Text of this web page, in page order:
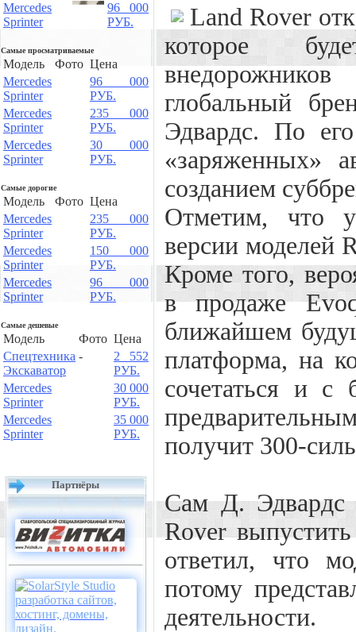
Mercedes
Sprinter
96 000
РУБ.
Самые просматриваемые
Модель Фото Цена
Mercedes
Sprinter
96 000
РУБ.
Mercedes
Sprinter
235 000
РУБ.
Mercedes
Sprinter
30 000
РУБ.
Самые дорогие
Модель Фото Цена
Mercedes
Sprinter
235 000
РУБ.
Mercedes
Sprinter
150 000
РУБ.
Mercedes
Sprinter
96 000
РУБ.
Самые дешевые
Модель Фото Цена
Спецтехника
Экскаватор
-
2 552
РУБ.
Mercedes
Sprinter
30 000
РУБ.
Mercedes
Sprinter
35 000
РУБ.
Партнёры
Land Rover
которое
глобальный
Эдвардс. По
«заряженных»
созданием
Отметим, что
версии моделей
Кроме того,
в продаже
ближайшем
платформа, на
сочетаться и
получит 300-
Сам Д. Эдвардс
Rover
ответил, что
потому
деятельности.